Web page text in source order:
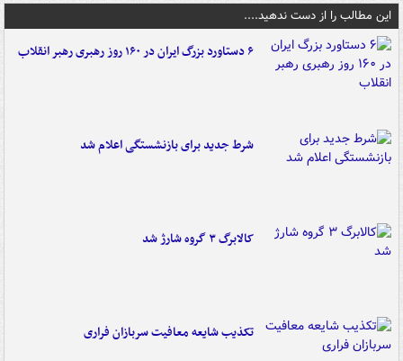
این مطالب را از دست ندهید....
۶ دستاورد بزرگ ایران در ۱۶۰ روز رهبری رهبر انقلاب
شرط جدید برای بازنشستگی اعلام شد
کالابرگ ۳ گروه شارژ شد
تکذیب شایعه معافیت سربازان فراری